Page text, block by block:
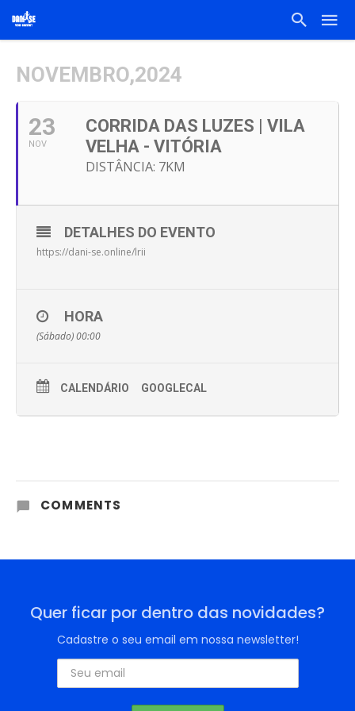
NOVEMBRO,2024
23
NOV
CORRIDA DAS LUZES | VILA
VELHA - VITÓRIA
DISTÂNCIA: 7KM
DETALHES DO EVENTO
https://dani-se.online/lrii
HORA
(Sábado) 00:00
CALENDÁRIO GOOGLECAL
COMMENTS
Quer ficar por dentro das novidades?
Cadastre o seu email em nossa newsletter!